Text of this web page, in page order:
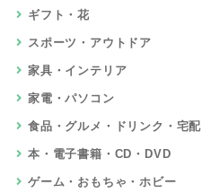
ギフト・花
スポーツ・アウトドア
家具・インテリア
家電・パソコン
食品・グルメ・ドリンク・宅配
本・電子書籍・CD・DVD
ゲーム・おもちゃ・ホビー